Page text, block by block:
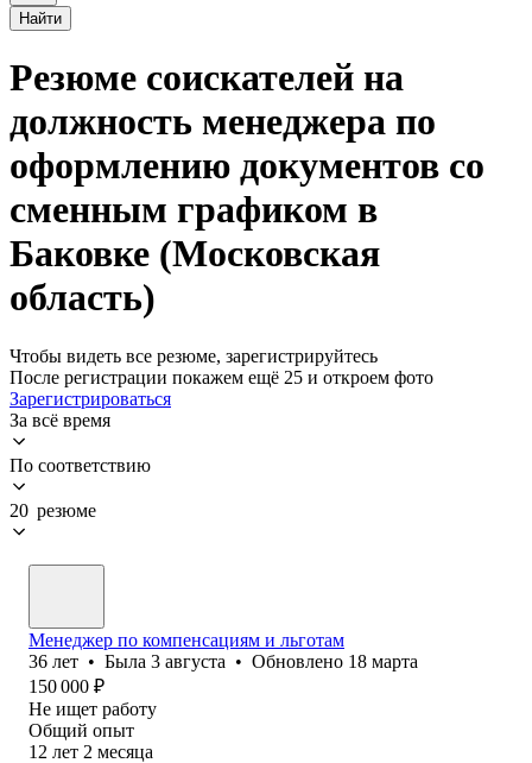
Найти
Резюме соискателей на
должность менеджера по
оформлению документов со
сменным графиком в
Баковке (Московская
область)
Чтобы видеть все резюме, зарегистрируйтесь
После регистрации покажем ещё 25 и откроем фото
Зарегистрироваться
За всё время
По соответствию
20 резюме
Менеджер по компенсациям и льготам
36 лет • Была 3 августа • Обновлено 18 марта
150 000 ₽
Не ищет работу
Общий опыт
12 лет 2 месяца